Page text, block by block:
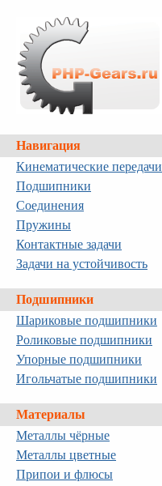
Навигация
Кинематические передачи
Подшипники
Соединения
Пружины
Контактные задачи
Задачи на устойчивость
Подшипники
Шариковые подшипники
Роликовые подшипники
Упорные подшипники
Игольчатые подшипники
Материалы
Металлы чёрные
Металлы цветные
Припои и флюсы